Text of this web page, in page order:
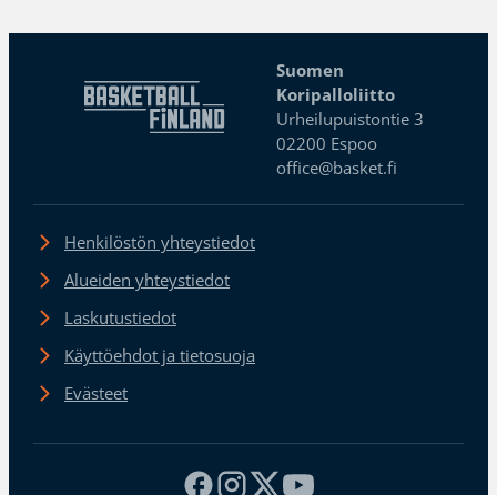
Suomen
Koripalloliitto
Urheilupuistontie 3
02200 Espoo
office@basket.fi
Henkilöstön yhteystiedot
Alueiden yhteystiedot
Laskutustiedot
Käyttöehdot ja tietosuoja
Evästeet